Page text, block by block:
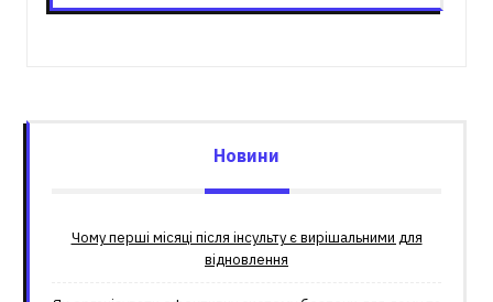
Новини
Чому перші місяці після інсульту є вирішальними для
відновлення